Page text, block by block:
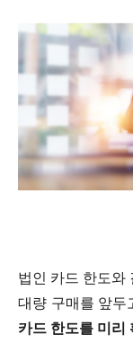
법인 카드 한도와
대량 구매를 앞두
카드 한도를 미리